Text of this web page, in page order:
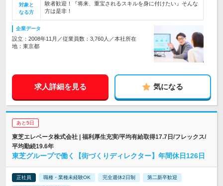
対象と
なる方
験者歓迎！『将来、重宝されるスキルを身に付けたい』そんな
方は是非！
企業データ
設立：2008年11月／従業員数：3,760人／本社所在
地：東京都
求人詳細を見る 気になる
あと5日
東芝エレベータ株式会社 | 福利厚生充実/平均有給取得17.7日/フレックス/
平均勤続19.6年
東芝グループで働く【街づくりディレクター】年間休日126日
正社員 職種・業種未経験OK 完全週休2日制 第二新卒歓迎